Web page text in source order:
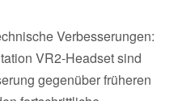
Verbesserungen:
VR2-Headset sind
gegenüber früheren